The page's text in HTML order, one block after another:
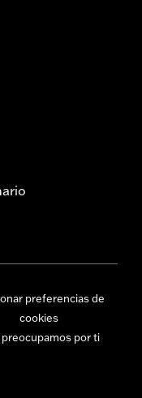
preferencias de
cookies
preocupamos por ti